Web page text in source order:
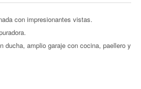
con impresionantes vistas.
ducha, amplio garaje con cocina, paellero y